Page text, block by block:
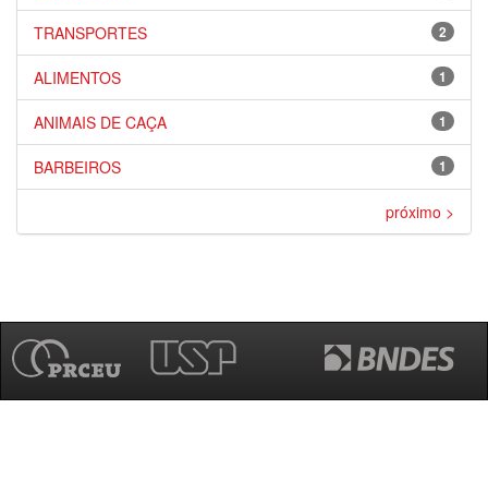
2
TRANSPORTES
1
ALIMENTOS
1
ANIMAIS DE CAÇA
1
BARBEIROS
próximo >